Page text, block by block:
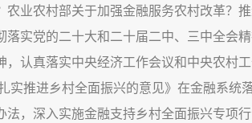
农业农村部关于加强金融服务农村改革？
实党的二十大和二十届二中、三中全会精
，认真落实中央经济工作会议和中央农村
实推进乡村全面振兴的意见》在金融系统
法，深入实施金融支持乡村全面振兴专项